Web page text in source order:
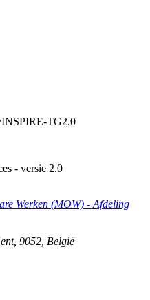
INSPIRE-TG2.0
- versie 2.0
Werken (MOW) - Afdeling
, 9052 België